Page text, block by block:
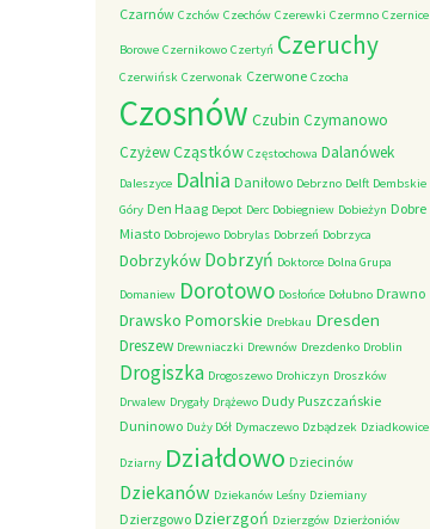
Czarnów Czchów Czechów Czerewki Czermno Czernice
Borowe Czernikowo Czertyń Czeruchy
Czerwińsk Czerwonak Czerwone Czocha
Czosnów Czubin Czymanowo
CzyżewCząstków Częstochowa Dalanówek
Daleszyce Dalnia Daniłowo Debrzno Delft Dembskie
Góry Den Haag Depot Derc Dobiegniew Dobieżyn Dobre
Miasto Dobrojewo Dobrylas Dobrzeń Dobrzyca
Dobrzyków Dobrzyń Doktorce Dolna Grupa
Domaniew Dorotowo Dosłońce Dołubno Drawno
Drawsko Pomorskie Drebkau Dresden
Dreszew Drewniaczki Drewnów Drezdenko Droblin
Drogiszka Drogoszewo Drohiczyn Droszków
Drwalew Drygały Drążewo Dudy Puszczańskie
Duninowo Duży Dół Dymaczewo Dzbądzek Dziadkowice
Dziarny Działdowo Dziecinów
Dziekanów Dziekanów Leśny Dziemiany
Dzierzgowo Dzierzgoń Dzierzgów Dzierżoniów